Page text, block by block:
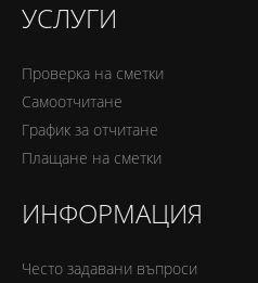
УСЛУГИ
Проверка на сметки
Самоотчитане
График за отчитане
Плащане на сметки
ИНФОРМАЦИЯ
Често задавани въпроси